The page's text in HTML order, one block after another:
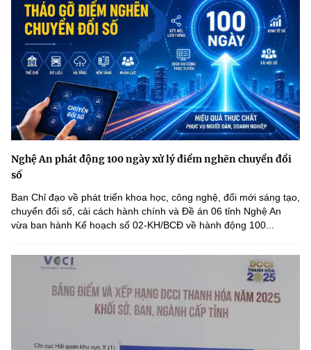
Nghệ An phát động 100 ngày xử lý điểm nghẽn chuyển đổi
số
Ban Chỉ đạo về phát triển khoa học, công nghệ, đổi mới sáng tạo,
chuyển đổi số, cải cách hành chính và Đề án 06 tỉnh Nghệ An
vừa ban hành Kế hoạch số 02-KH/BCĐ về hành động 100...